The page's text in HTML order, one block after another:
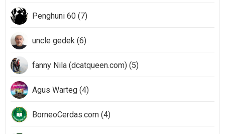
Penghuni 60 (7)
uncle gedek (6)
fanny Nila (dcatqueen.com) (5)
Agus Warteg (4)
BorneoCerdas.com (4)